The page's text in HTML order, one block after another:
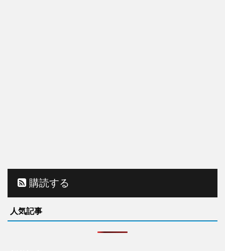
購読する
人気記事